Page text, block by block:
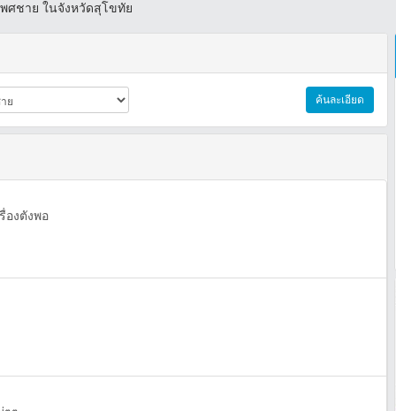
พศชาย ในจังหวัดสุโขทัย
ค้นละเอียด
องตังพอ